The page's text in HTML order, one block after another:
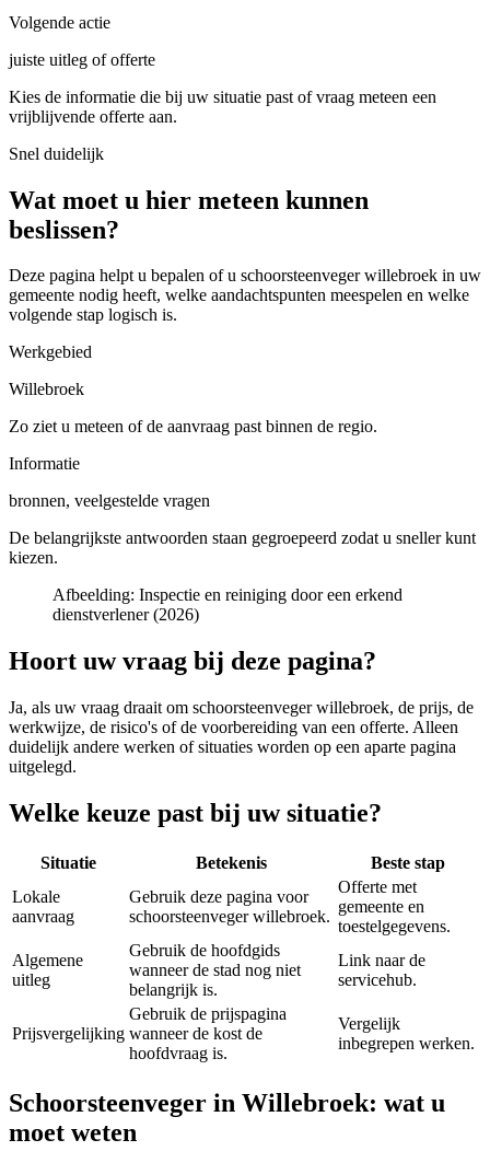
Volgende actie
juiste uitleg of offerte
Kies de informatie die bij uw situatie past of vraag meteen een
vrijblijvende offerte aan.
Snel duidelijk
Wat moet u hier meteen kunnen
beslissen?
Deze pagina helpt u bepalen of u schoorsteenveger willebroek in uw
gemeente nodig heeft, welke aandachtspunten meespelen en welke
volgende stap logisch is.
Werkgebied
Willebroek
Zo ziet u meteen of de aanvraag past binnen de regio.
Informatie
bronnen, veelgestelde vragen
De belangrijkste antwoorden staan gegroepeerd zodat u sneller kunt
kiezen.
Afbeelding: Inspectie en reiniging door een erkend
dienstverlener (2026)
Hoort uw vraag bij deze pagina?
Ja, als uw vraag draait om schoorsteenveger willebroek, de prijs, de
werkwijze, de risico's of de voorbereiding van een offerte. Alleen
duidelijk andere werken of situaties worden op een aparte pagina
uitgelegd.
Welke keuze past bij uw situatie?
Situatie Betekenis
Beste stap
Lokale
aanvraag
Gebruik deze pagina voor
schoorsteenveger willebroek.
Offerte met
gemeente en
toestelgegevens.
Algemene
uitleg
Gebruik de hoofdgids
wanneer de stad nog niet
belangrijk is.
Link naar de
servicehub.
Prijsvergelijking
Gebruik de prijspagina
wanneer de kost de
hoofdvraag is.
Vergelijk
inbegrepen werken.
Schoorsteenveger in Willebroek: wat u
moet weten